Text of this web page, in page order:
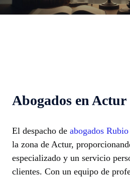
Abogados en Actur
El despacho de abogados
la zona de Actur,
especializado y un servicio
clientes. Con un equipo de